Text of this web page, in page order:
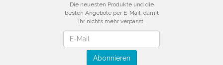
Die neuesten Produkte und die
besten Angebote per E-Mail, damit
Ihr nichts mehr verpasst.
Abonnieren